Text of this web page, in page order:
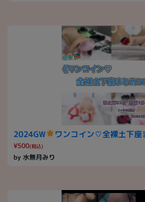
2024GW ワンコイン♡全裸土下座
¥500(税込)
by 水無月みり